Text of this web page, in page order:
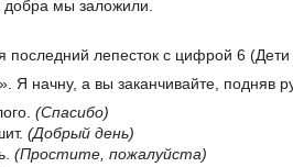
мы заложили.
лепесток с цифрой 6 (Дети
начну, а вы заканчивайте, подняв
(Спасибо)
(Добрый день)
(Простите, пожалуйста)